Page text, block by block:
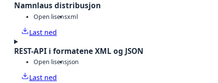
Namnlaus distribusjon
Open lisensxml
Last ned
REST-API i formatene XML og JSON
Open lisensjson
Last ned